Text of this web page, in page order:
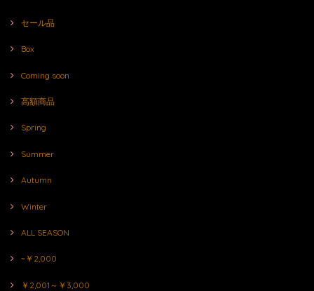
セール品
Box
Coming soon
高額商品
Spring
Summer
Autumn
Winter
ALL SEASON
~￥2,000
￥2,001～￥3,000